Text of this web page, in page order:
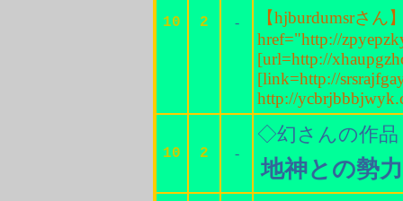
10 2 -
【hjburdumsrさん
href="http://
[url=http://
[link=http://
http://
10 2 -
◇幻さんの作品
地神との勢